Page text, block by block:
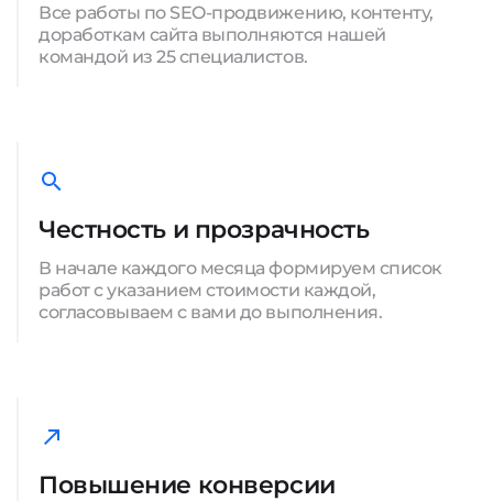
Все работы по SEO-продвижению, контенту,
доработкам сайта выполняются нашей
командой из 25 специалистов.
Честность и прозрачность
В начале каждого месяца формируем список
работ с указанием стоимости каждой,
согласовываем с вами до выполнения.
Повышение конверсии